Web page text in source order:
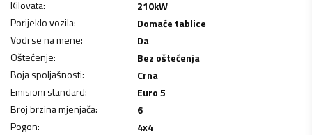
Kilovata: 210kW
Porijeklo vozila:
Domaće tablice
Vodi se na mene:
Da
Oštećenje:
Bez oštećenja
Boja spoljašnosti:
Crna
Emisioni standard:
Euro 5
Broj brzina mjenjača:
6
Pogon:
4x4